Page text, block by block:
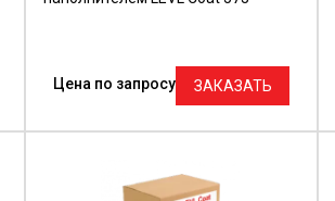
Цена по запросу ЗАКАЗАТЬ